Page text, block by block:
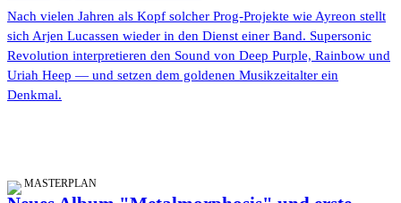
Nach vielen Jahren als Kopf solcher Prog-Projekte wie Ayreon stellt
sich Arjen Lucassen wieder in den Dienst einer Band. Supersonic
Revolution interpretieren den Sound von Deep Purple, Rainbow und
Uriah Heep — und setzen dem goldenen Musikzeitalter ein
Denkmal.
MASTERPLAN